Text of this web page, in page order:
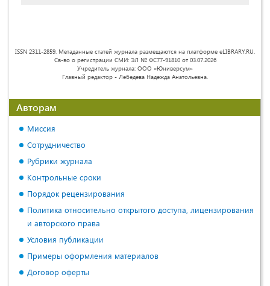
ISSN 2311-2859. Метаданные статей журнала размещаются на платформе eLIBRARY.RU.
Св-во о регистрации СМИ: ЭЛ № ФС77-91810 от 03.07.2026
Учредитель журнала: ООО «Юниверсум»
Главный редактор - Лебедева Надежда Анатольевна.
Авторам
Миссия
Сотрудничество
Рубрики журнала
Контрольные сроки
Порядок рецензирования
Политика относительно открытого доступа, лицензирования
и авторского права
Условия публикации
Примеры оформления материалов
Договор оферты